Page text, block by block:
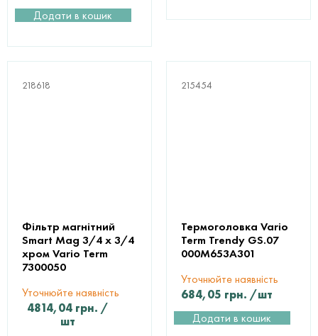
Додати в кошик
218618
Фільтр магнітний
Smart Mag 3/4 х 3/4
хром Vario Term
7300050
Уточнюйте наявність
4814,04 грн. /
шт
215454
Термоголовка Vario
Term Trendy GS.07
000M653A301
Уточнюйте наявність
684,05 грн. /шт
Додати в кошик